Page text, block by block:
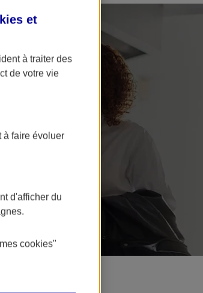
et
à traiter des
de votre vie
à faire évoluer
d'afficher du
cookies"